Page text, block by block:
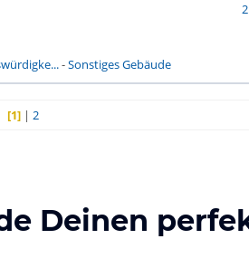
-Sonstiges Gebäude
[1]| 2
Deinen